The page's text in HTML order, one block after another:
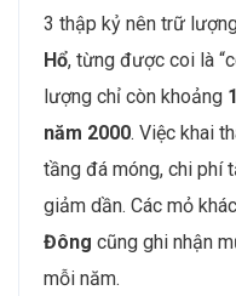
3 thập kỷ nên trữ
Hổ, từng được coi là
lượng chỉ còn khoảng
năm 2000. Việc khai
tầng đá móng, chi phí
giảm dần. Các mỏ
Đông cũng ghi nhận
mỗi năm.